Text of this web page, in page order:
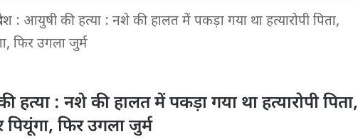
: आयुषी की हत्या : नशे की हालत में पकड़ा गया था हत्यारोपी पिता,
फिर उगला जुर्म
हत्या : नशे की हालत में पकड़ा गया था हत्यारोपी पिता,
फिर उगला जुर्म